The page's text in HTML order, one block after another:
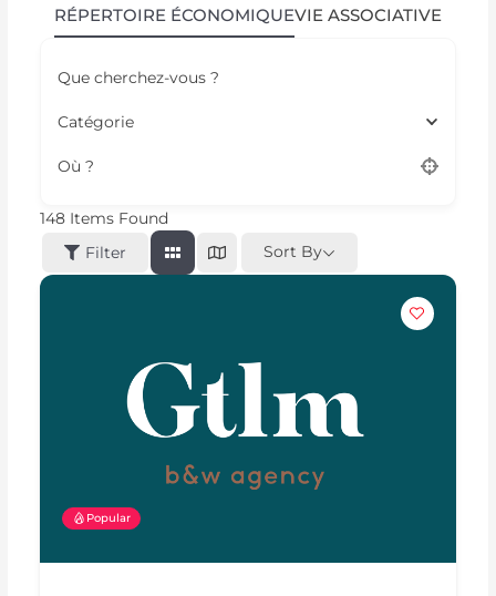
RÉPERTOIRE ÉCONOMIQUEVIE ASSOCIATIVE
Que cherchez-vous ?
Catégorie
Où ?
148 Items Found
Filter
Sort By
Popular